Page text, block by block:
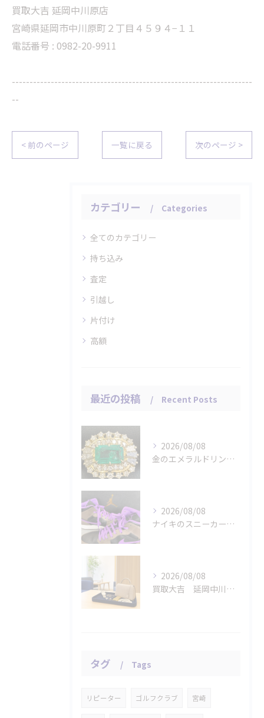
買取大吉 延岡中川原店
宮崎県延岡市中川原町２丁目４５９４−１１
電話番号 : 0982-20-9911
--------------------------------------------------------------------
--
< 前のページ 一覧に戻る 次のページ >
カテゴリー Categories
全てのカテゴリー
持ち込み
査定
引越し
片付け
高額
最近の投稿 Recent Posts
2026/08/08
金のエメラルドリングをお買取りさせていただきました。
2026/08/08
ナイキのスニーカー「エアジョーダン １ミッド パロミノ」をお...
2026/08/08
買取大吉 延岡中川原店の断りやすい査定
タグ Tags
リピーター ゴルフクラブ 宮崎